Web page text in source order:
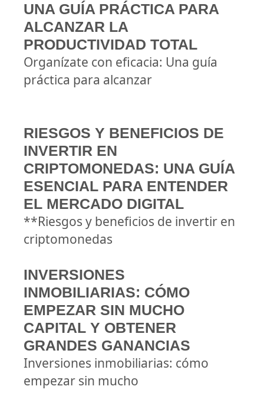
UNA GUÍA PRÁCTICA PARA
ALCANZAR LA
PRODUCTIVIDAD TOTAL
Organízate con eficacia: Una guía
práctica para alcanzar
RIESGOS Y BENEFICIOS DE
INVERTIR EN
CRIPTOMONEDAS: UNA GUÍA
ESENCIAL PARA ENTENDER
EL MERCADO DIGITAL
**Riesgos y beneficios de invertir en
criptomonedas
INVERSIONES
INMOBILIARIAS: CÓMO
EMPEZAR SIN MUCHO
CAPITAL Y OBTENER
GRANDES GANANCIAS
Inversiones inmobiliarias: cómo
empezar sin mucho